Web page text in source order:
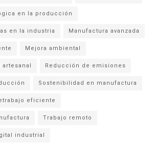
en la producción
en la industria Manufactura avanzada
Mejora ambiental
Reducción de emisiones
Sostenibilidad en manufactura
eficiente
Trabajo remoto
industrial